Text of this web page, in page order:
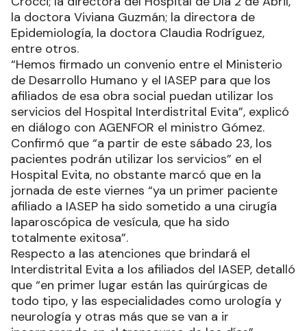
la doctora Viviana Guzmán; la directora de
Epidemiología, la doctora Claudia Rodríguez,
entre otros.
“Hemos firmado un convenio entre el Ministerio
de Desarrollo Humano y el IASEP para que los
afiliados de esa obra social puedan utilizar los
servicios del Hospital Interdistrital Evita”, explicó
en diálogo con AGENFOR el ministro Gómez.
Confirmó que “a partir de este sábado 23, los
pacientes podrán utilizar los servicios” en el
Hospital Evita, no obstante marcó que en la
jornada de este viernes “ya un primer paciente
afiliado a IASEP ha sido sometido a una cirugía
laparoscópica de vesícula, que ha sido
totalmente exitosa”.
Respecto a las atenciones que brindará el
Interdistrital Evita a los afiliados del IASEP, detalló
que “en primer lugar están las quirúrgicas de
todo tipo, y las especialidades como urología y
neurología y otras más que se van a ir